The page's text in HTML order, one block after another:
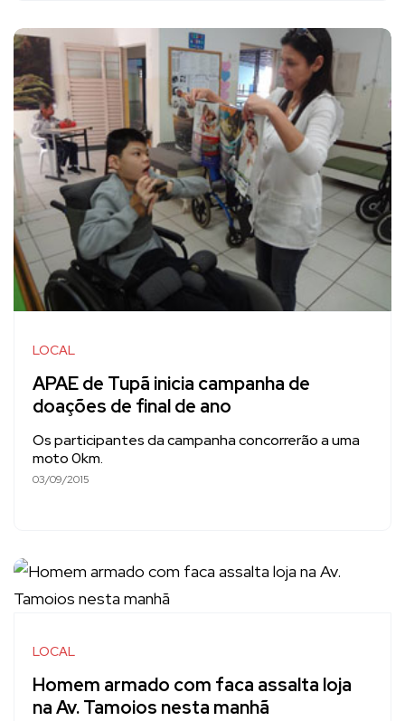
LOCAL
APAE de Tupã inicia campanha de
doações de final de ano
Os participantes da campanha concorrerão a uma
moto 0km.
03/09/2015
LOCAL
Homem armado com faca assalta loja
na Av. Tamoios nesta manhã